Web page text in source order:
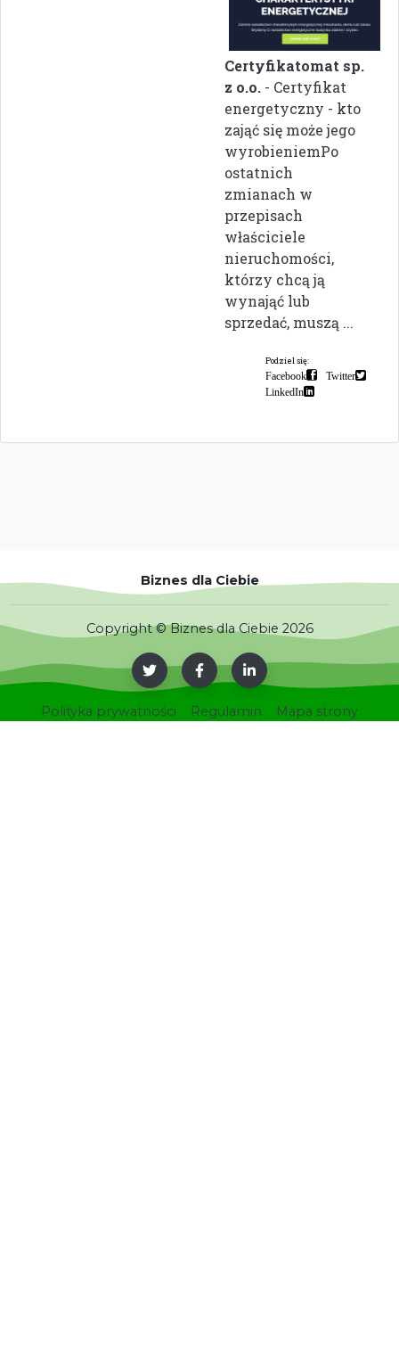
Certyfikatomat sp.
z o.o. - Certyfikat
energetyczny - kto
zająć się może jego
wyrobieniemPo
ostatnich
zmianach w
przepisach
właściciele
nieruchomości,
którzy chcą ją
wynająć lub
sprzedać, muszą ...
Podziel się:
Facebook
Twitter
LinkedIn
Biznes dla Ciebie
Copyright © Biznes dla Ciebie 2026
Polityka prywatności Regulamin Mapa strony